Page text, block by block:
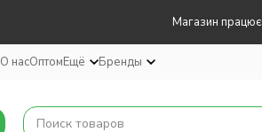
Магазин працює
О насОптомЕщё Бренды